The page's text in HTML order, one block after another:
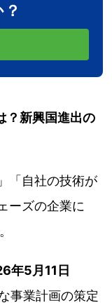
？新興国進出の
「自社の技術が
ーズの企業に
年5月11日
事業計画の策定